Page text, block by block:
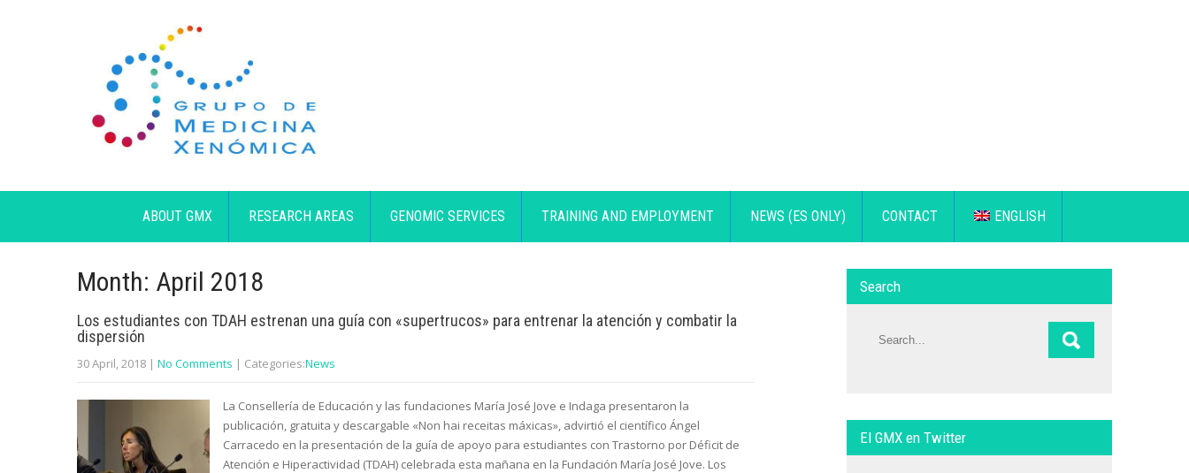
ABOUT GMX RESEARCH AREAS GENOMIC SERVICES TRAINING AND EMPLOYMENT NEWS (ES ONLY) CONTACT ENGLISH
Month: April 2018
Los estudiantes con TDAH estrenan una guía con «supertrucos» para entrenar la atención y combatir la
dispersión
30 April, 2018 | No Comments | Categories:News
La Consellería de Educación y las fundaciones María José Jove e Indaga presentaron la
publicación, gratuita y descargable «Non hai receitas máxicas», advirtió el científico Ángel
Carracedo en la presentación de la guía de apoyo para estudiantes con Trastorno por Déficit de
Atención e Hiperactividad (TDAH) celebrada esta mañana en la Fundación María José Jove. Los
Search
El GMX en Twitter